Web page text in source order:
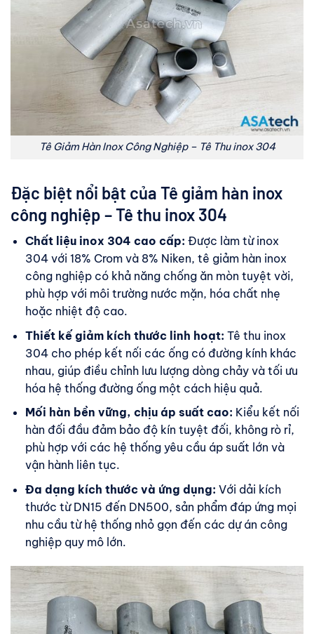
Tê Giảm Hàn Inox Công Nghiệp – Tê Thu inox 304
Đặc biệt nổi bật của Tê giảm hàn inox
công nghiệp – Tê thu inox 304
Chất liệu inox 304 cao cấp: Được làm từ inox
304 với 18% Crom và 8% Niken, tê giảm hàn inox
công nghiệp có khả năng chống ăn mòn tuyệt vời,
phù hợp với môi trường nước mặn, hóa chất nhẹ
hoặc nhiệt độ cao.
Thiết kế giảm kích thước linh hoạt: Tê thu inox
304 cho phép kết nối các ống có đường kính khác
nhau, giúp điều chỉnh lưu lượng dòng chảy và tối ưu
hóa hệ thống đường ống một cách hiệu quả.
Mối hàn bền vững, chịu áp suất cao: Kiểu kết nối
hàn đối đầu đảm bảo độ kín tuyệt đối, không rò rỉ,
phù hợp với các hệ thống yêu cầu áp suất lớn và
vận hành liên tục.
Đa dạng kích thước và ứng dụng: Với dải kích
thước từ DN15 đến DN500, sản phẩm đáp ứng mọi
nhu cầu từ hệ thống nhỏ gọn đến các dự án công
nghiệp quy mô lớn.